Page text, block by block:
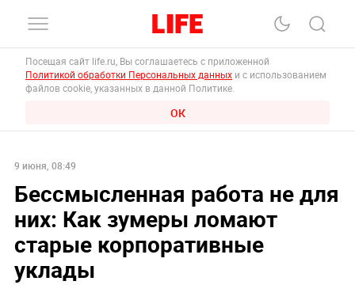
Посещая сайт life.ru, Вы соглашаетесь с приложенной
Политикой обработки Персональных данных и с использованием
файлов cookie, указанных в данной Политике.
ОК
9 июня, 08:49
Бессмысленная работа не для
них: Как зумеры ломают
старые корпоративные
уклады